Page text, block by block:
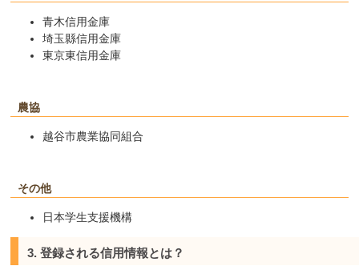
青木信用金庫
埼玉縣信用金庫
東京東信用金庫
農協
越谷市農業協同組合
その他
日本学生支援機構
3. 登録される信用情報とは？